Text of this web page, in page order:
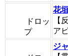
ドロッ
プ
花
【
ア
ジ